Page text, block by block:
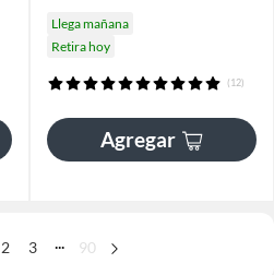
Llega mañana
Retira hoy
(12)
Agregar
2 3 90